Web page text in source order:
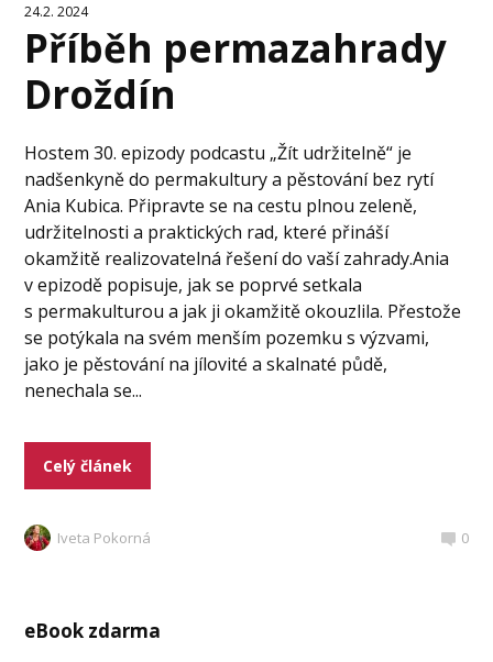
24.2. 2024
Příběh permazahrady
Droždín
Hostem 30. epizody podcastu „Žít udržitelně“ je
nadšenkyně do permakultury a pěstování bez rytí
Ania Kubica. Připravte se na cestu plnou zeleně,
udržitelnosti a praktických rad, které přináší
okamžitě realizovatelná řešení do vaší zahrady.Ania
v epizodě popisuje, jak se poprvé setkala
s permakulturou a jak ji okamžitě okouzlila. Přestože
se potýkala na svém menším pozemku s výzvami,
jako je pěstování na jílovité a skalnaté půdě,
nenechala se...
Celý článek
Iveta Pokorná 0
eBook zdarma